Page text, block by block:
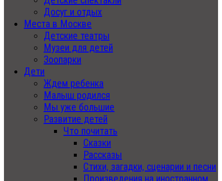
Досуг и отдых
Места в Москве
Детские театры
Музеи для детей
Зоопарки
Дети
Ждем ребенка
Малыш родился
Мы уже большие
Развитие детей
Что почитать
Сказки
Рассказы
Стихи, загадки, сценарии и песни
Произведения на иностранном